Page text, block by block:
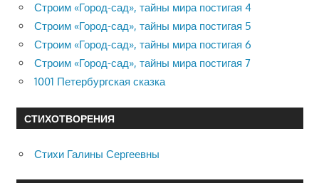
Строим «Город-сад», тайны мира постигая 4
Строим «Город-сад», тайны мира постигая 5
Строим «Город-сад», тайны мира постигая 6
Строим «Город-сад», тайны мира постигая 7
1001 Петербургская сказка
СТИХОТВОРЕНИЯ
Стихи Галины Сергеевны